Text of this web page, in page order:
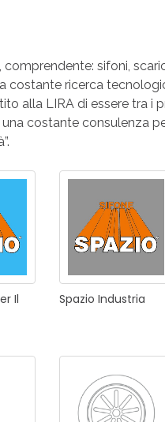
sifoni,
costante ricerca
alla LIRA di essere tra i
costante consulenza
Il
Spazio Industria